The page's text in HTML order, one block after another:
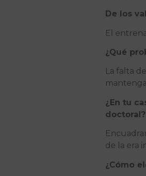
De los
El
¿Qué
La falta
¿En tu
doctoral?
de la era
¿Cómo